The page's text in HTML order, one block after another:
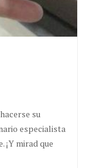
su
especialista
¡Y mirad que